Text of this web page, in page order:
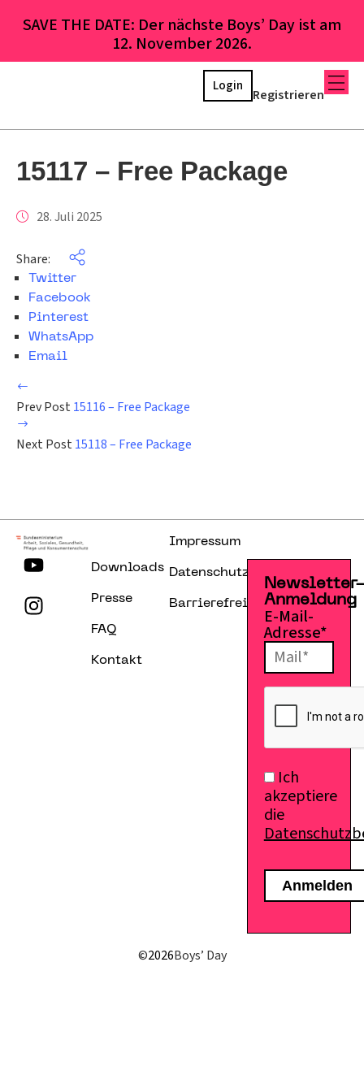
SAVE THE DATE: Der nächste Boys’ Day ist am
12. November 2026.
Registrieren
Login
15117 – Free Package
28. Juli 2025
Share:
Twitter
Facebook
Pinterest
WhatsApp
Email
Prev Post 15116 – Free Package
Next Post 15118 – Free Package
Downloads
Presse
FAQ
Kontakt
Impressum
Datenschutzerklärung
Barrierefreiheitserklärung
Anmeldung
E-Mail-
Adresse*
Ich
akzeptiere
die
©2026Boys’ Day